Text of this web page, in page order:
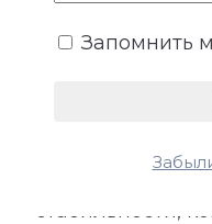
У каждого
заботе и роли
особенно
стабильности,
Запомнить